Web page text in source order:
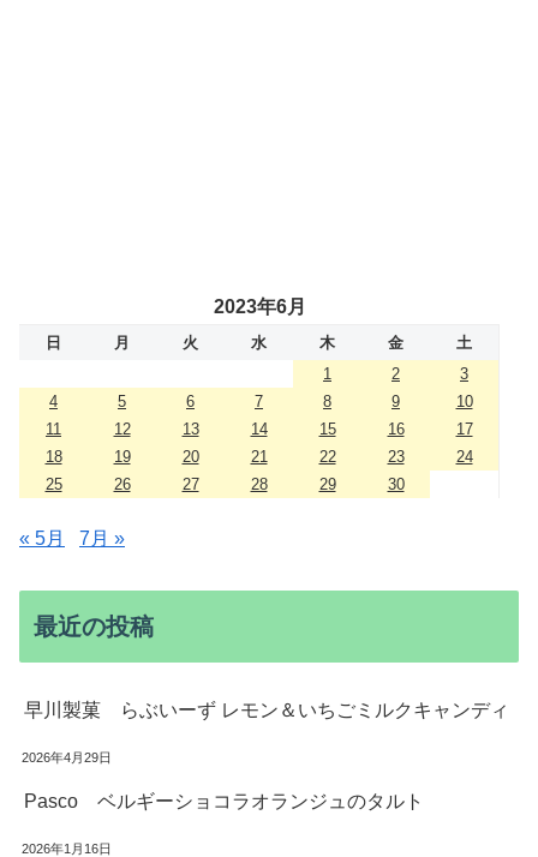
2023年6月
日 月 火 水 木 金
土
1
2
3
4
5 6 7 8 9
10
11
12 13 14 15 16
17
18
19 20 21 22 23
24
25
26 27 28 29 30
« 5月 7月 »
最近の投稿
早川製菓 らぶいーず レモン＆いちごミルクキャンディ
2026年4月29日
Pasco ベルギーショコラオランジュのタルト
2026年1月16日